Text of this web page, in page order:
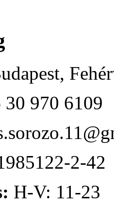
30 970 6109
2-42
H-V: 11-23